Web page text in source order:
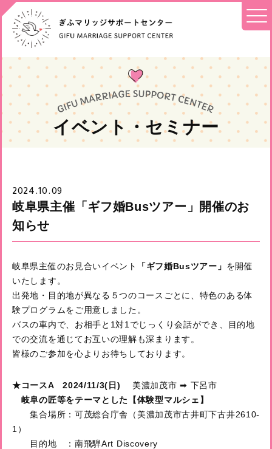
イベント・セミナー
2024.10.09
岐阜県主催「ギフ婚Busツアー」開催のお
知らせ
岐阜県主催のお見合いイベント 「ギフ婚Busツアー」 を開催
いたします。
出発地・目的地が異なる５つのコースごとに、特色のある体
験プログラムをご用意しました。
バスの車内で、お相手と1対1でじっくり会話ができ、目的地
での交流を通じてお互いの理解も深まります。
皆様のご参加を心よりお待ちしております。
★コースA 2024/11/3(日)
美濃加茂市 ➡ 下呂市
岐阜の匠等をテーマとした【体験型マルシェ】
集合場所：可茂総合庁舎（美濃加茂市古井町下古井2610-
1）
目的地 ：南飛騨Art Discovery